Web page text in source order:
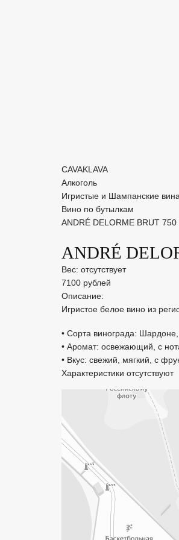
CAVAKLAVA
Алкоголь
Игристые и Шампанские вина
Вино по бутылкам
ANDRÉ DELORME BRUT
ANDRÉ
Вес: отсутствует
7100 рублей
Описание:
Игристое белое вино из
• Сорта винограда:
• Аромат: освежающий, с
• Вкус: свежий, мягкий, с
Характеристики отсутствуют